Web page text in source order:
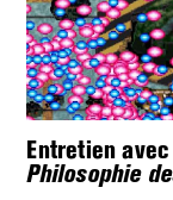
Entretien
Philosophie